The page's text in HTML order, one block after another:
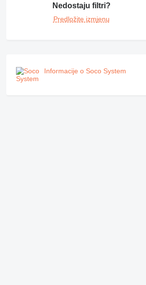
Nedostaju filtri?
Predložite izmjenu
Informacije o Soco System